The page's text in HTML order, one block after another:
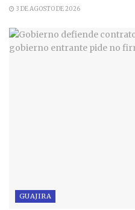
3 DE AGOSTO DE 2026
GUAJIRA